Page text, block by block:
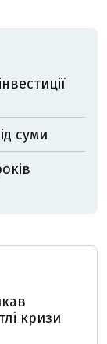
суми
кризи